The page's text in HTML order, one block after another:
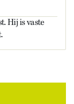
Hij is vaste